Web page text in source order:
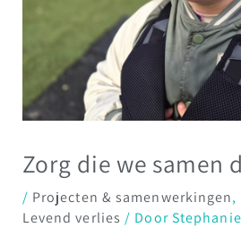
Zorg die we samen
/ Projecten & samenwerkingen,
Levend verlies / Door